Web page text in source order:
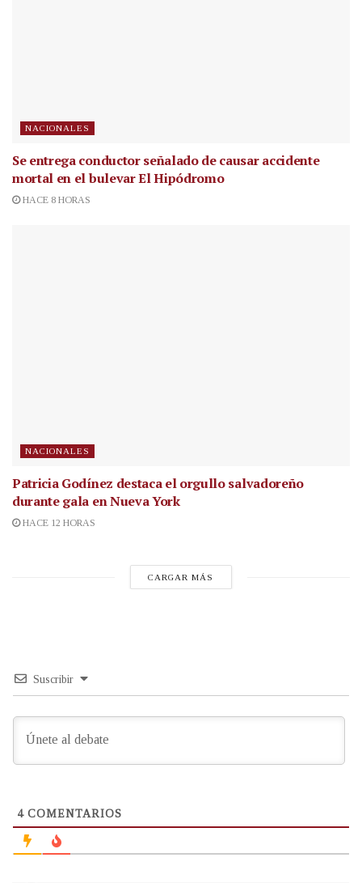
NACIONALES
Se entrega conductor señalado de causar accidente
mortal en el bulevar El Hipódromo
HACE 8 HORAS
NACIONALES
Patricia Godínez destaca el orgullo salvadoreño
durante gala en Nueva York
HACE 12 HORAS
CARGAR MÁS
Suscribir
4COMENTARIOS